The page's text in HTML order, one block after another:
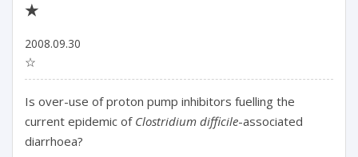
★
2008.09.30
☆
Is over-use of proton pump inhibitors fuelling the
current epidemic of Clostridium difficile-associated
diarrhoea?